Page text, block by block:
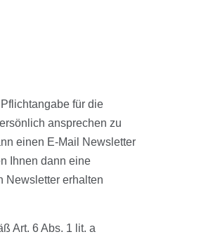
für die
ansprechen zu
einen E-Mail Newsletter
Ihnen dann eine
Newsletter erhalten
Art. 6 Abs. 1 lit. a